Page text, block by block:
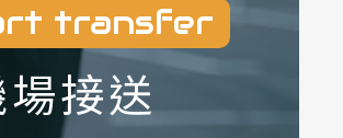
transfer
接送